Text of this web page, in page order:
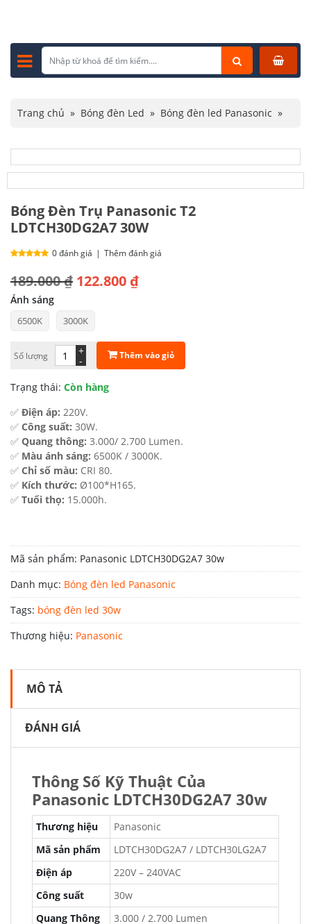
Trang chủ » Bóng đèn Led » Bóng đèn led Panasonic »
Bóng Đèn Trụ Panasonic T2
LDTCH30DG2A7 30W
0 đánh giá | Thêm đánh giá
189.000₫
Giá
gốc
là:
189.000 ₫.
122.800 ₫
Giá
hiện
tại
122.800 ₫.
Ánh sáng
6500K 3000K
Số lượng -
+ Thêm vào giỏ
Trạng thái: Còn hàng
✅ Điện áp: 220V.
✅ Công suất: 30W.
✅ Quang thông: 3.000/ 2.700 Lumen.
✅ Màu ánh sáng: 6500K / 3000K.
✅ Chỉ số màu: CRI 80.
✅ Kích thước: Ø100*H165.
✅ Tuổi thọ: 15.000h.
Mã sản phẩm: Panasonic LDTCH30DG2A7 30w
Danh mục: Bóng đèn led Panasonic
Tags: bóng đèn led 30w
Thương hiệu: Panasonic
MÔ TẢ
ĐÁNH GIÁ
Thông Số Kỹ Thuật Của
Panasonic LDTCH30DG2A7 30w
Thương hiệu
Panasonic
Mã sản phẩm
LDTCH30DG2A7 / LDTCH30LG2A7
Điện áp
220V – 240VAC
Công suất
30w
Quang Thông
3.000 / 2.700 Lumen